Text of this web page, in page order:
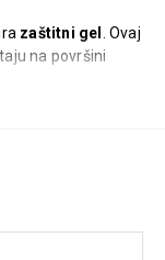
zaštitni gel
. Ovaj
na površini